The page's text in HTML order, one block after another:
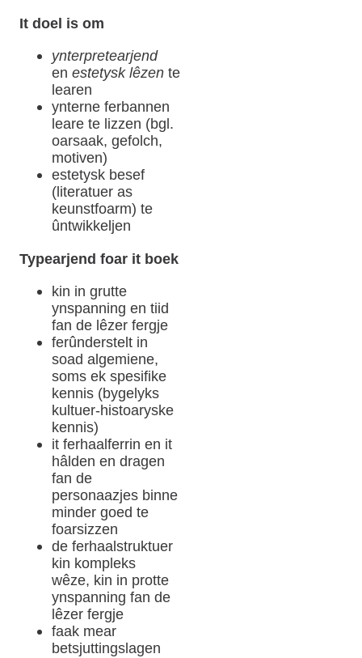
It doel is om
ynterpretearjend
en estetysk lêzen te
learen
ynterne ferbannen
leare te lizzen (bgl.
oarsaak, gefolch,
motiven)
estetysk besef
(literatuer as
keunstfoarm) te
ûntwikkeljen
Typearjend foar it boek
kin in grutte
ynspanning en tiid
fan de lêzer fergje
ferûnderstelt in
soad algemiene,
soms ek spesifike
kennis (bygelyks
kultuer-histoaryske
kennis)
it ferhaalferrin en it
hâlden en dragen
fan de
personaazjes binne
minder goed te
foarsizzen
de ferhaalstruktuer
kin kompleks
wêze, kin in protte
ynspanning fan de
lêzer fergje
faak mear
betsjuttingslagen